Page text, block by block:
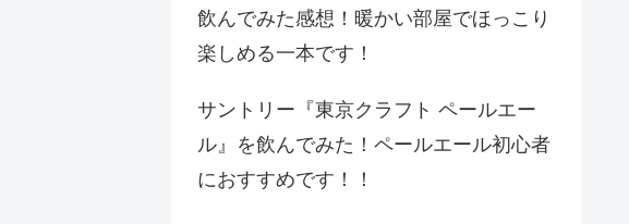
飲んでみた感想！暖かい部屋でほっこり
楽しめる一本です！
サントリー『東京クラフト ペールエー
ル』を飲んでみた！ペールエール初心者
におすすめです！！